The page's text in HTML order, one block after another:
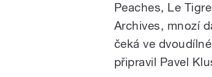
Peaches, Le
Archives, mnozí
čeká ve
připravil Pavel